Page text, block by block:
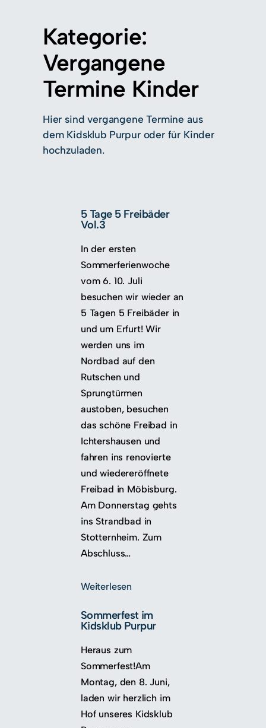
springenKategorie:
Vergangene
Termine Kinder
Hier sind vergangene Termine aus
dem Kidsklub Purpur oder für Kinder
hochzuladen.
5 Tage 5 Freibäder
Vol.3
In der ersten
Sommerferienwoche
vom 6. 10. Juli
besuchen wir wieder an
5 Tagen 5 Freibäder in
und um Erfurt! Wir
werden uns im
Nordbad auf den
Rutschen und
Sprungtürmen
austoben, besuchen
das schöne Freibad in
Ichtershausen und
fahren ins renovierte
und wiedereröffnete
Freibad in Möbisburg.
Am Donnerstag gehts
ins Strandbad in
Stotternheim. Zum
Abschluss…
Weiterlesen
Sommerfest im
Kidsklub Purpur
Heraus zum
Sommerfest!Am
Montag, den 8. Juni,
laden wir herzlich im
Hof unseres Kidsklub